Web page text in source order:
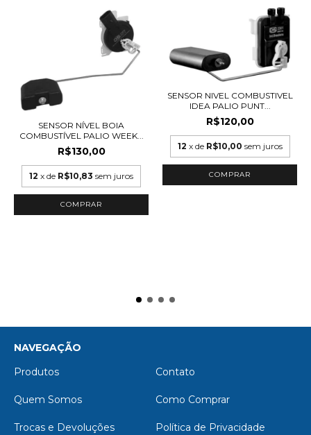
SENSOR NÍVEL BOIA
COMBUSTÍVEL PALIO WEEK...
R$130,00
12 x de R$10,83 sem juros
SENSOR NIVEL COMBUSTIVEL
IDEA PALIO PUNT...
R$120,00
12 x de R$10,00 sem juros
NAVEGAÇÃO
Produtos
Contato
Quem Somos Como Comprar
Trocas e Devoluções Política de Privacidade